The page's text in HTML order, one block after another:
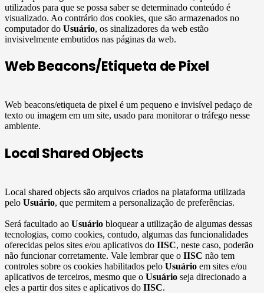
utilizados para que se possa saber se determinado conteúdo é
visualizado. Ao contrário dos cookies, que são armazenados no
computador do Usuário, os sinalizadores da web estão
invisivelmente embutidos nas páginas da web.
Web Beacons/Etiqueta de Pixel
Web beacons/etiqueta de pixel é um pequeno e invisível pedaço de
texto ou imagem em um site, usado para monitorar o tráfego nesse
ambiente.
Local Shared Objects
Local shared objects são arquivos criados na plataforma utilizada
pelo Usuário, que permitem a personalização de preferências.
Será facultado ao Usuário bloquear a utilização de algumas dessas
tecnologias, como cookies, contudo, algumas das funcionalidades
oferecidas pelos sites e/ou aplicativos do IISC, neste caso, poderão
não funcionar corretamente. Vale lembrar que o IISC não tem
controles sobre os cookies habilitados pelo Usuário em sites e/ou
aplicativos de terceiros, mesmo que o Usuário seja direcionado a
eles a partir dos sites e aplicativos do IISC.